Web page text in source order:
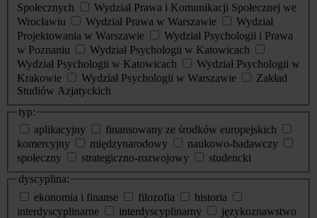
Społecznych
Wydział Prawa i Komunikacji Społecznej we
Wrocławiu
Wydział Prawa w Warszawie
Wydział
Projektowania w Warszawie
Wydział Psychologii i Prawa
w Poznaniu
Wydział Psychologii w Katowicach
Wydział Psychologii w Katowicach
Wydział Psychologii w
Krakowie
Wydział Psychologii w Warszawie
Zakład
Studiów Azjatyckich
typ:
aplikacyjny
finansowany ze środków europejskich
komercyjny
międzynarodowy
naukowo-badawczy
społeczny
strategiczno-rozwojowy
studencki
dyscyplina:
ekonomia i finanse
filozofia
historia
interdyscyplinarne
interdyscyplinarny
językoznawstwo